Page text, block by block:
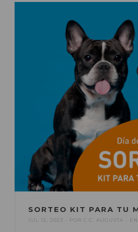
SORTEO KIT PARA TU
JUL 12, 2023 POR C.C. AUGUSTA EN